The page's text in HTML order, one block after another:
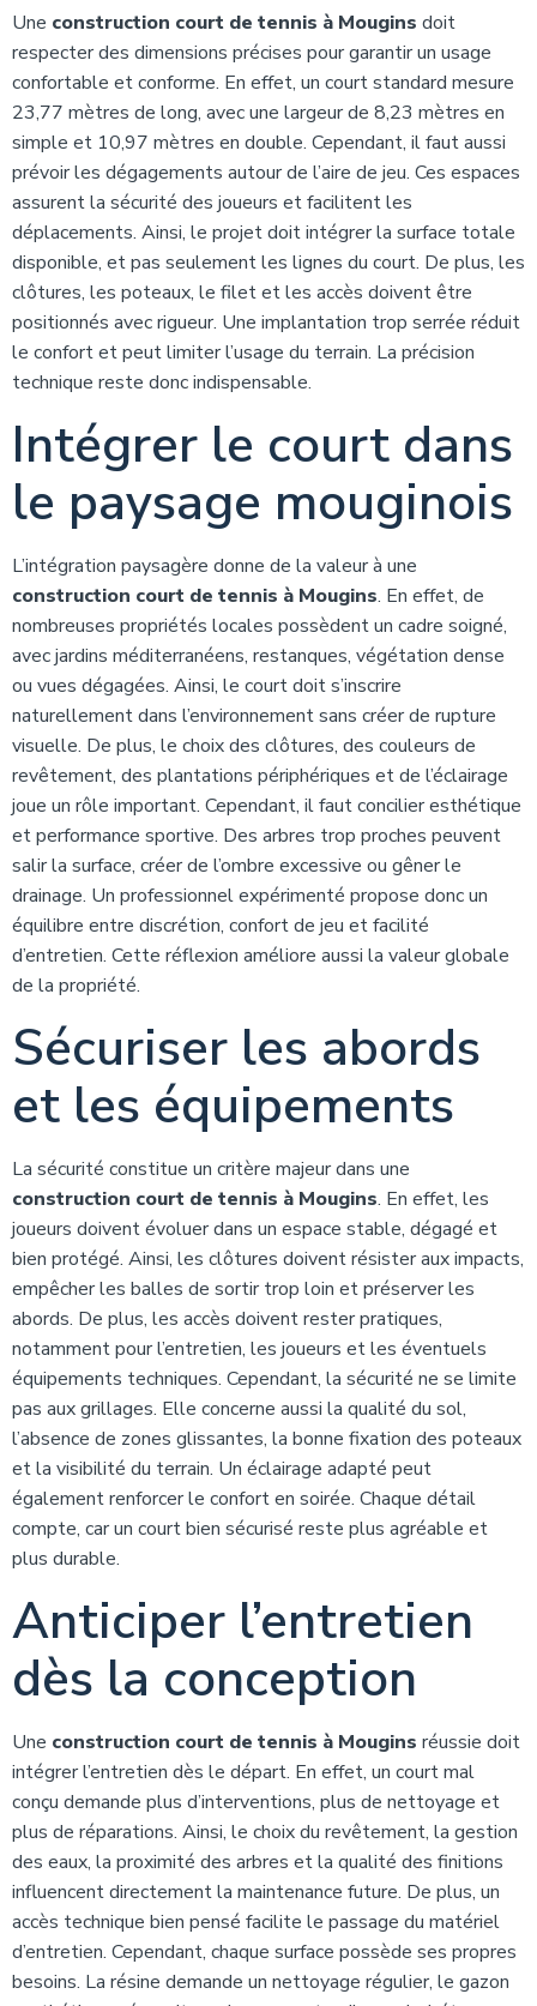
Une construction court de tennis à Mougins doit
respecter des dimensions précises pour garantir un usage
confortable et conforme. En effet, un court standard mesure
23,77 mètres de long, avec une largeur de 8,23 mètres en
simple et 10,97 mètres en double. Cependant, il faut aussi
prévoir les dégagements autour de l’aire de jeu. Ces espaces
assurent la sécurité des joueurs et facilitent les
déplacements. Ainsi, le projet doit intégrer la surface totale
disponible, et pas seulement les lignes du court. De plus, les
clôtures, les poteaux, le filet et les accès doivent être
positionnés avec rigueur. Une implantation trop serrée réduit
le confort et peut limiter l’usage du terrain. La précision
technique reste donc indispensable.
Intégrer le court dans
le paysage mouginois
L’intégration paysagère donne de la valeur à une
construction court de tennis à Mougins. En effet, de
nombreuses propriétés locales possèdent un cadre soigné,
avec jardins méditerranéens, restanques, végétation dense
ou vues dégagées. Ainsi, le court doit s’inscrire
naturellement dans l’environnement sans créer de rupture
visuelle. De plus, le choix des clôtures, des couleurs de
revêtement, des plantations périphériques et de l’éclairage
joue un rôle important. Cependant, il faut concilier esthétique
et performance sportive. Des arbres trop proches peuvent
salir la surface, créer de l’ombre excessive ou gêner le
drainage. Un professionnel expérimenté propose donc un
équilibre entre discrétion, confort de jeu et facilité
d’entretien. Cette réflexion améliore aussi la valeur globale
de la propriété.
Sécuriser les abords
et les équipements
La sécurité constitue un critère majeur dans une
construction court de tennis à Mougins. En effet, les
joueurs doivent évoluer dans un espace stable, dégagé et
bien protégé. Ainsi, les clôtures doivent résister aux impacts,
empêcher les balles de sortir trop loin et préserver les
abords. De plus, les accès doivent rester pratiques,
notamment pour l’entretien, les joueurs et les éventuels
équipements techniques. Cependant, la sécurité ne se limite
pas aux grillages. Elle concerne aussi la qualité du sol,
l’absence de zones glissantes, la bonne fixation des poteaux
et la visibilité du terrain. Un éclairage adapté peut
également renforcer le confort en soirée. Chaque détail
compte, car un court bien sécurisé reste plus agréable et
plus durable.
Anticiper l’entretien
dès la conception
Une construction court de tennis à Mougins réussie doit
intégrer l’entretien dès le départ. En effet, un court mal
conçu demande plus d’interventions, plus de nettoyage et
plus de réparations. Ainsi, le choix du revêtement, la gestion
des eaux, la proximité des arbres et la qualité des finitions
influencent directement la maintenance future. De plus, un
accès technique bien pensé facilite le passage du matériel
d’entretien. Cependant, chaque surface possède ses propres
besoins. La résine demande un nettoyage régulier, le gazon